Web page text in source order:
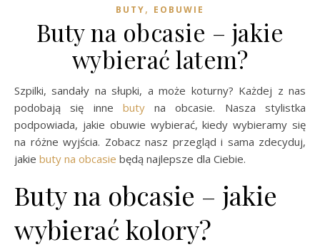
BUTY, EOBUWIE
Buty na obcasie – jakie
wybierać latem?
Szpilki, sandały na słupki, a może koturny? Każdej z nas
podobają się inne butyna obcasie. Nasza stylistka
podpowiada, jakie obuwie wybierać, kiedy wybieramy się
na różne wyjścia. Zobacz nasz przegląd i sama zdecyduj,
jakie buty na obcasie będą najlepsze dla Ciebie.
Buty na obcasie – jakie
wybierać kolory?